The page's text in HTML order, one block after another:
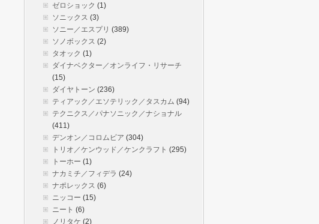
ゼロショック (1)
ソニックス (3)
ソニー／エスプリ (389)
ソノボックス (2)
タオック (1)
ダイナベクター／オンライフ・リサーチ
(15)
ダイヤトーン (236)
ティアック／エソテリック／タスカム (94)
テクニクス／パナソニック／ナショナル
(411)
デンオン／コロムビア (304)
トリオ／ケンウッド／ケンクラフト (295)
トーホー (1)
ナカミチ／フィデラ (24)
ナポレックス (6)
ニッコー (15)
ニート (6)
ノリタケ (2)